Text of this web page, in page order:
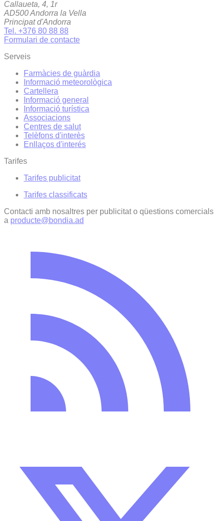
Callaueta, 4, 1r
AD500 Andorra la Vella
Principat d'Andorra
Tel. +376 80 88 88
Formulari de contacte
Serveis
Farmàcies de guàrdia
Informació meteorològica
Cartellera
Informació general
Informació turística
Associacions
Centres de salut
Telèfons d'interès
Enllaços d'interés
Tarifes
Tarifes publicitat
Tarifes classificats
Contacti amb nosaltres per publicitat o qüestions comercials
a producte@bondia.ad